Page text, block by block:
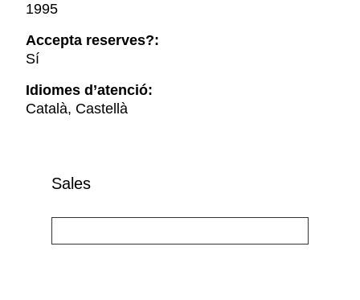
1995
Accepta reserves?:
Sí
Idiomes d’atenció:
Català, Castellà
Sales